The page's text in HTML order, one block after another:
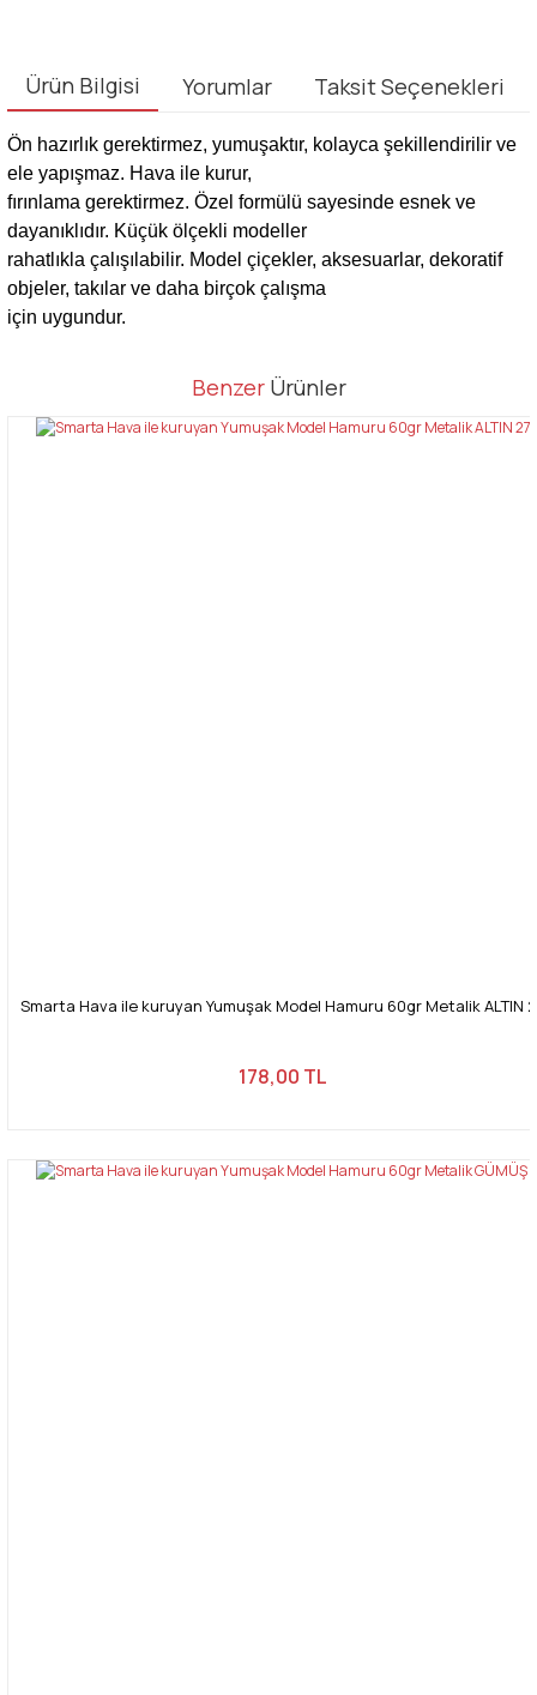
Ürün Bilgisi Yorumlar Taksit Seçenekleri
Ön hazırlık gerektirmez, yumuşaktır, kolayca şekillendirilir ve
ele yapışmaz. Hava ile kurur,
fırınlama gerektirmez. Özel formülü sayesinde esnek ve
dayanıklıdır. Küçük ölçekli modeller
rahatlıkla çalışılabilir. Model çiçekler, aksesuarlar, dekoratif
objeler, takılar ve daha birçok çalışma
için uygundur.
Bu ürüne ilk yorumu siz yapın!
Bu ürünün fiyat bilgisi, resim, ürün açıklamalarında ve diğer
tarafımıza iletebilirsiniz.
Benzer Ürünler
Smarta Hava ile kuruyan Yumuşak Model Hamuru 60gr Metalik ALTIN
178,00 TL